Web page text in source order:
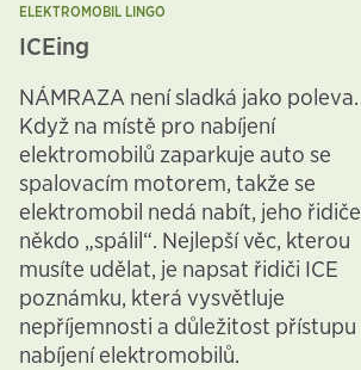
ELEKTROMOBIL LINGO
ICEing
NÁMRAZA není sladká jako poleva.
Když na místě pro nabíjení
elektromobilů zaparkuje auto se
spalovacím motorem, takže se
elektromobil nedá nabít, jeho řidiče
někdo „spálil“. Nejlepší věc, kterou
musíte udělat, je napsat řidiči ICE
poznámku, která vysvětluje
nepříjemnosti a důležitost přístupu
nabíjení elektromobilů.